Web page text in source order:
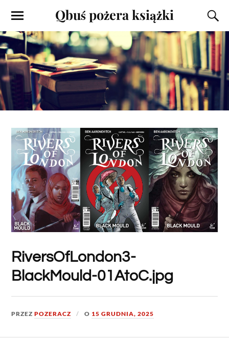
Qbuś pożera książki
RiversOfLondon3-
BlackMould-01AtoC.jpg
PRZEZPOZERACZ O 15 GRUDNIA, 2025